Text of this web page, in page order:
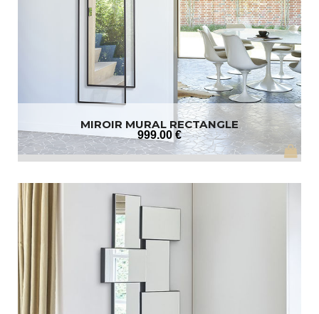
MIROIR MURAL RECTANGLE
999.00 €